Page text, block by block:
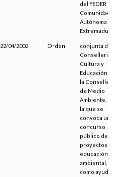
del FEDER en la
Comunidad
Autónoma de
Extremadura
22/04/2002 Orden
conjunta de la
Conselleria de
Cultura y
Educación y de
la Conselleria
de Medio
Ambiente, por
la que se
convoca un
concurso
público de
proyectos de
educación
ambiental, así
como ayudas y